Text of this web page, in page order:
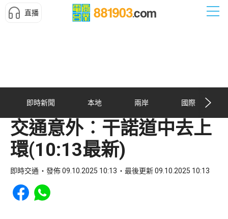
直播
即時新聞 本地 兩岸 國際
交通意外︰干諾道中去上
環(10:13最新)
即時交通 發佈 09.10.2025 10:13 最後更新 09.10.2025 10:13
Share to Facebook
Share to WhatsApp